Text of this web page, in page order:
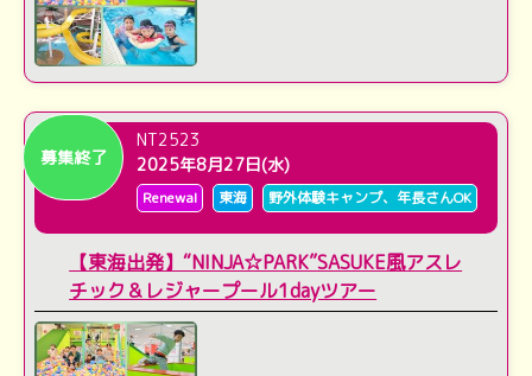
募集終了
NT2523
2025年8月27日(水)
Renewal 東海 野外体験キャンプ、年長さんOK
【東海出発】“NINJA☆PARK”SASUKE風アスレ
チック＆レジャープール1dayツアー